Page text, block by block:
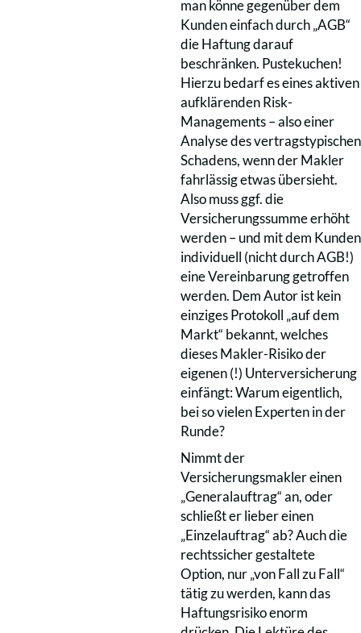
man könne gegenüber dem
Kunden einfach durch „AGB“
die Haftung darauf
beschränken. Pustekuchen!
Hierzu bedarf es eines aktiven
aufklärenden Risk-
Managements – also einer
Analyse des vertragstypischen
Schadens, wenn der Makler
fahrlässig etwas übersieht.
Also muss ggf. die
Versicherungssumme erhöht
werden – und mit dem Kunden
individuell (nicht durch AGB!)
eine Vereinbarung getroffen
werden. Dem Autor ist kein
einziges Protokoll „auf dem
Markt“ bekannt, welches
dieses Makler-Risiko der
eigenen (!) Unterversicherung
einfängt: Warum eigentlich,
bei so vielen Experten in der
Runde?
Nimmt der
Versicherungsmakler einen
„Generalauftrag“ an, oder
schließt er lieber einen
„Einzelauftrag“ ab? Auch die
rechtssicher gestaltete
Option, nur „von Fall zu Fall“
tätig zu werden, kann das
Haftungsrisiko enorm